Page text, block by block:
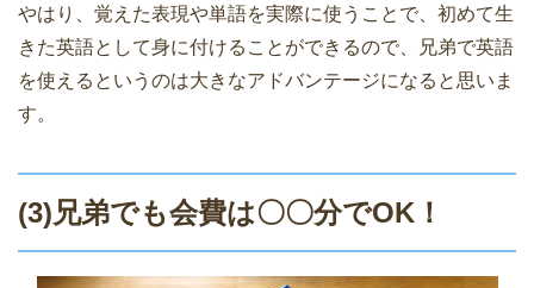
やはり、覚えた表現や単語を実際に使うことで、初めて生
きた英語として身に付けることができるので、兄弟で英語
を使えるというのは大きなアドバンテージになると思いま
す。
(3)兄弟でも会費は〇〇分でOK！